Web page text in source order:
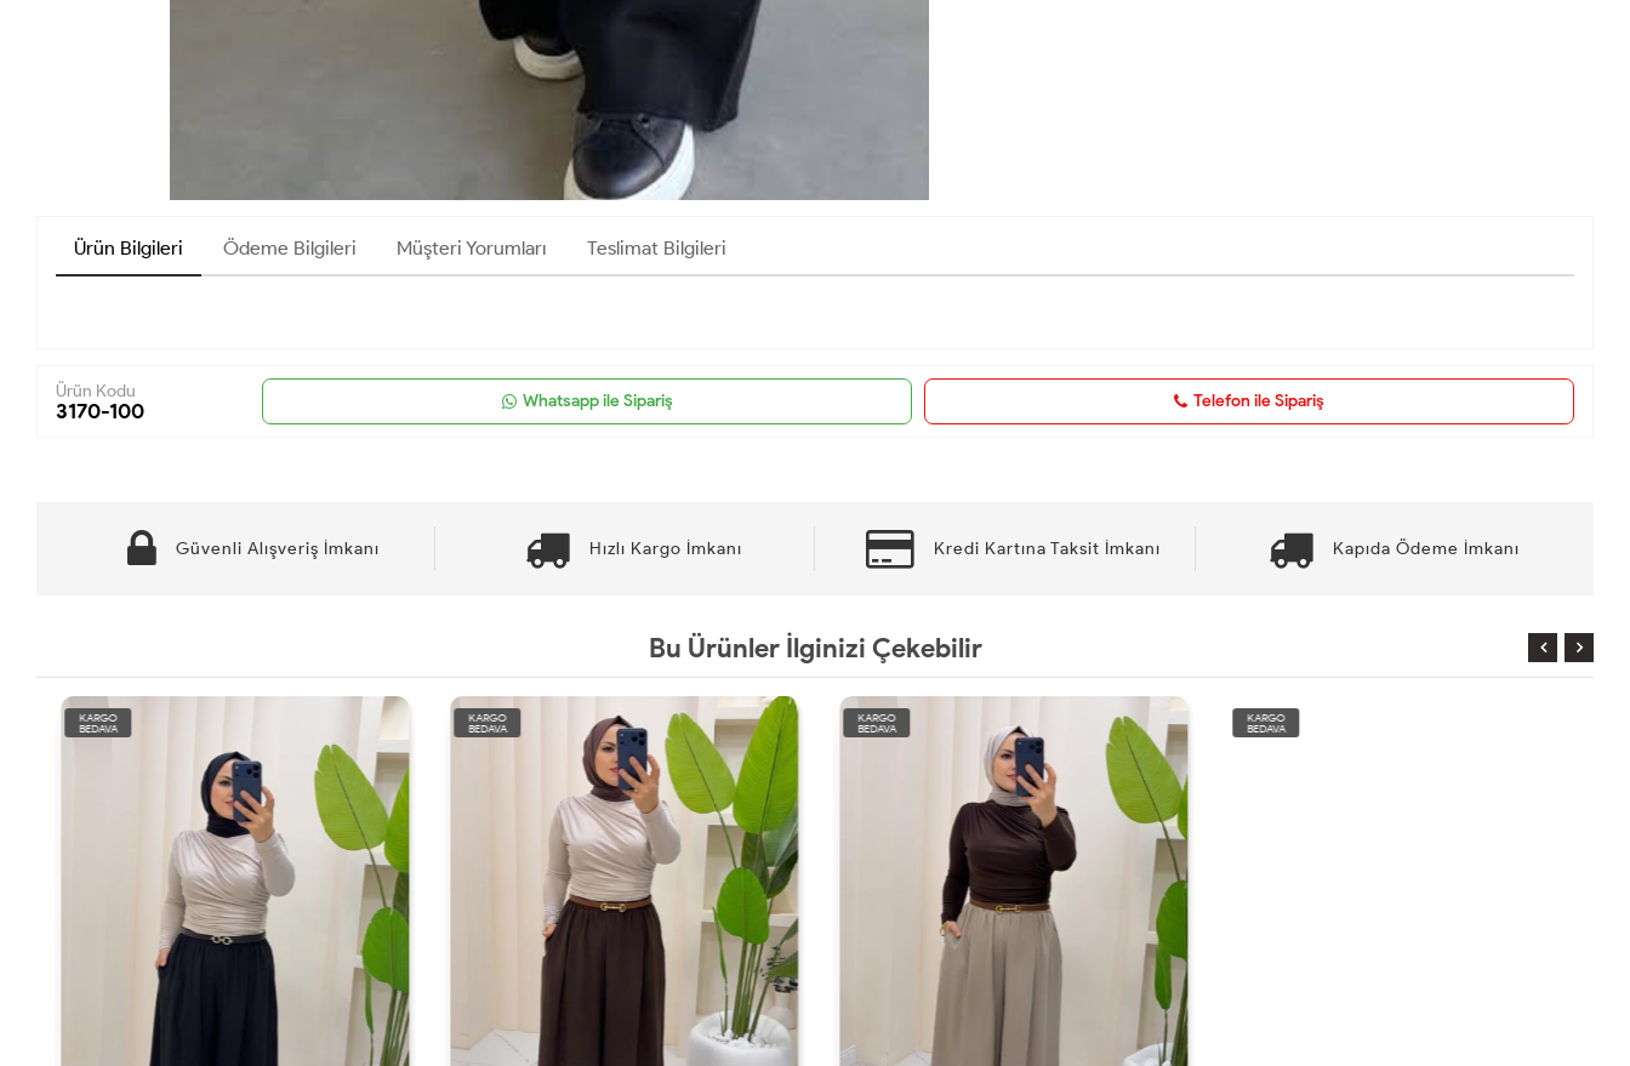
Ürün Bilgileri Ödeme Bilgileri Müşteri Yorumları Teslimat Bilgileri
Ürün Kodu
3170-100 Whatsapp ile Sipariş Telefon ile Sipariş
Güvenli Alışveriş İmkanı Hızlı Kargo İmkanı Kredi Kartına Taksit İmkanı Kapıda Ödeme İmkanı
Bu Ürünler İlginizi Çekebilir
KARGO
BEDAVA
KARGO
BEDAVA
KARGO
BEDAVA
KARGO
BEDAVA